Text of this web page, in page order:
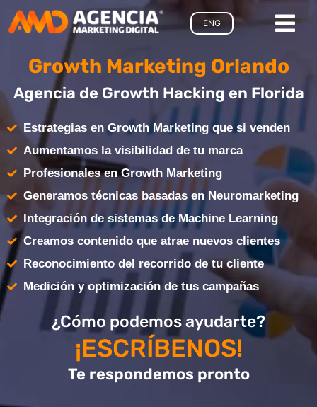
ENG
Growth Marketing Orlando
Agencia de Growth Hacking en Florida
Estrategias en Growth Marketing que si venden
Aumentamos la visibilidad de tu marca
Profesionales en Growth Marketing
Generamos técnicas basadas en Neuromarketing
Integración de sistemas de Machine Learning
Creamos contenido que atrae nuevos clientes
Reconocimiento del recorrido de tu cliente
Medición y optimización de tus campañas
¿Cómo podemos ayudarte?
¡ESCRÍBENOS!
Te respondemos pronto